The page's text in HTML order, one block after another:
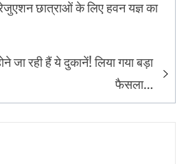
छात्राओं के लिए हवन यज्ञ का
जा रही हैं ये दुकानें! लिया गया बड़ा
फैसला…